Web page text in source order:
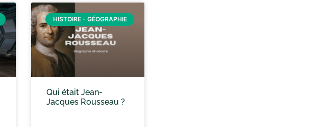
HISTOIRE - GÉOGRAPHIE
Qui était Jean-
Jacques Rousseau ?